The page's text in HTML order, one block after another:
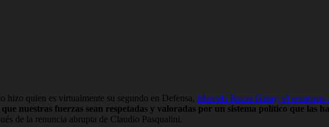
hizo quien es virtualmente su segundo en Defensa, Marcelo Rozas Garay, el
nuestras fuerzas sean respetadas y valoradas por un sistema político que las
de la renuncia abrupta de Claudio Pasqualini.